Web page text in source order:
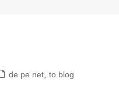
de pe net to blog